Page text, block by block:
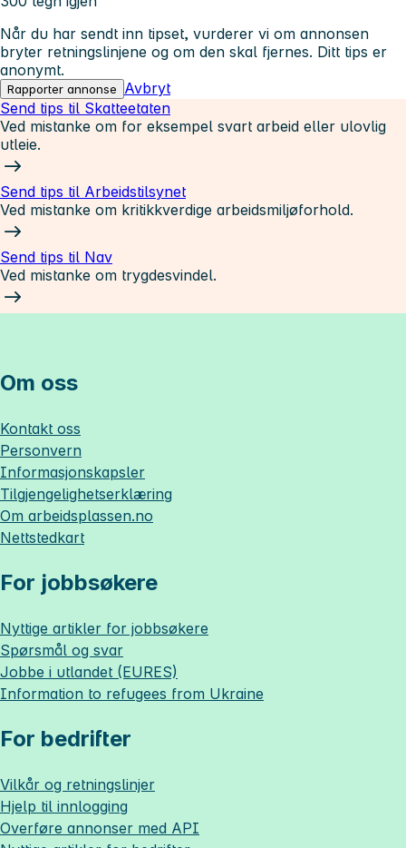
Når du har sendt inn tipset, vurderer vi om annonsen
bryter retningslinjene og om den skal fjernes. Ditt tips er
anonymt.
Rapporter annonse
Avbryt
Send tips til Skatteetaten
Ved mistanke om for eksempel svart arbeid eller ulovlig
utleie.
Send tips til Arbeidstilsynet
Ved mistanke om kritikkverdige arbeidsmiljøforhold.
Send tips til Nav
Ved mistanke om trygdesvindel.
Om oss
Kontakt oss
Personvern
Informasjonskapsler
Tilgjengelighetserklæring
Om arbeidsplassen.no
Nettstedkart
For jobbsøkere
Nyttige artikler for jobbsøkere
Spørsmål og svar
Jobbe i utlandet (EURES)
Information to refugees from Ukraine
For bedrifter
Vilkår og retningslinjer
Hjelp til innlogging
Overføre annonser med API